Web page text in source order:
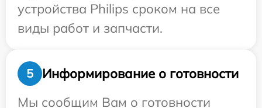
устройства Philips сроком на все
виды работ и запчасти.
5
Информирование о готовности
Мы сообщим Вам о готовности